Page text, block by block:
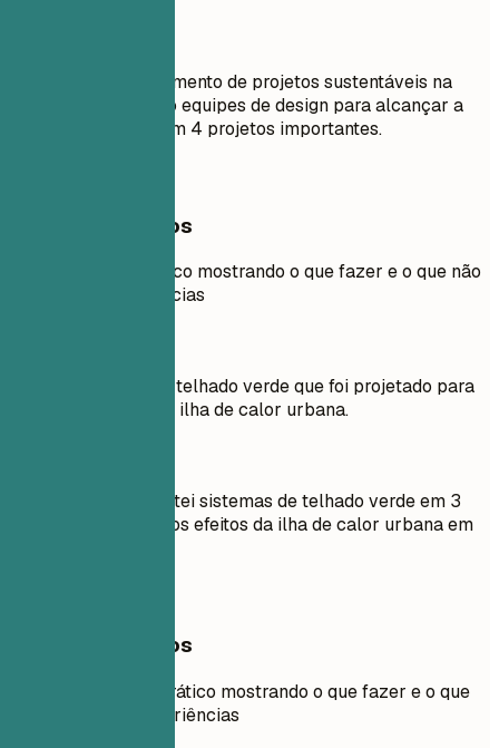
Liderei o desenvolvimento de projetos sustentáveis na
empresa, orientando equipes de design para alcançar a
certificação LEED em 4 projetos importantes.
Exemplos práticos
Outro exemplo prático mostrando o que fazer e o que não
fazer para experiências
Criei um sistema de telhado verde que foi projetado para
reduzir os efeitos da ilha de calor urbana.
Projetei e implementei sistemas de telhado verde em 3
projetos, reduzindo os efeitos da ilha de calor urbana em
Exemplos práticos
Mais um exemplo prático mostrando o que fazer e o que
não fazer para experiências